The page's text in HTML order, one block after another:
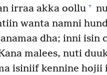
irraa akka oollu +
wanta namni
dha; inni isin
malees, nuti
isiniif kennine hojii